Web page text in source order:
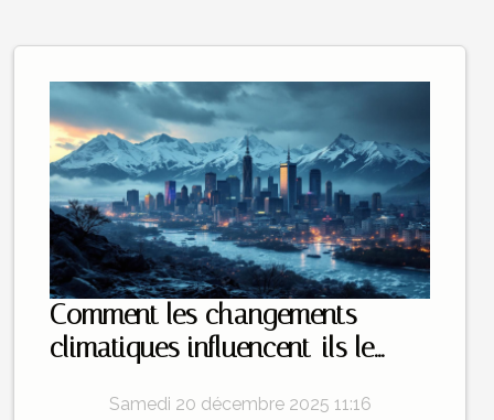
Comment les changements
climatiques influencent-ils le
Samedi 20 décembre 2025 11:16